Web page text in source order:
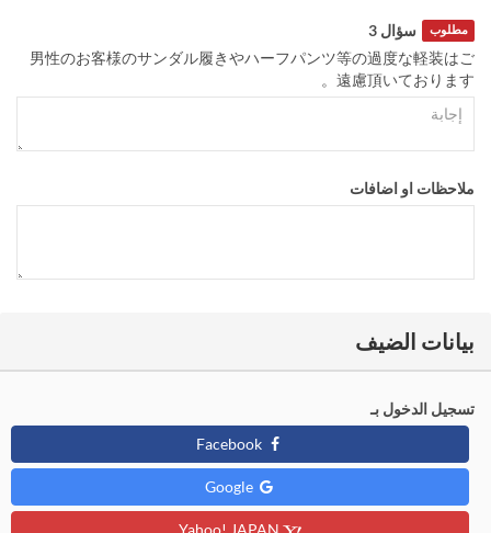
سؤال 3 مطلوب
男性のお客様のサンダル履きやハーフパンツ等の過度な軽装はご
遠慮頂いております。
ملاحظات او اضافات
بيانات الضيف
تسجيل الدخول بـ
Facebook
Google